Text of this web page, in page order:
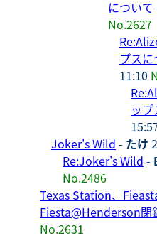
について
No.2627
プス
11:10
ッ
Joker's Wild - たけ
Re:Joker's Wild -
No.2486
Texas Station、
Fiesta@Henderson閉
No.2631